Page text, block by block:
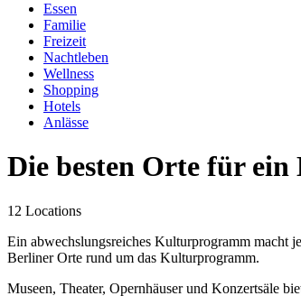
Essen
Familie
Freizeit
Nachtleben
Wellness
Shopping
Hotels
Anlässe
Die besten Orte für
12 Locations
Ein abwechslungsreiches Kulturprogramm macht
Berliner Orte rund um das Kulturprogramm.
Museen, Theater, Opernhäuser und Konzertsäle